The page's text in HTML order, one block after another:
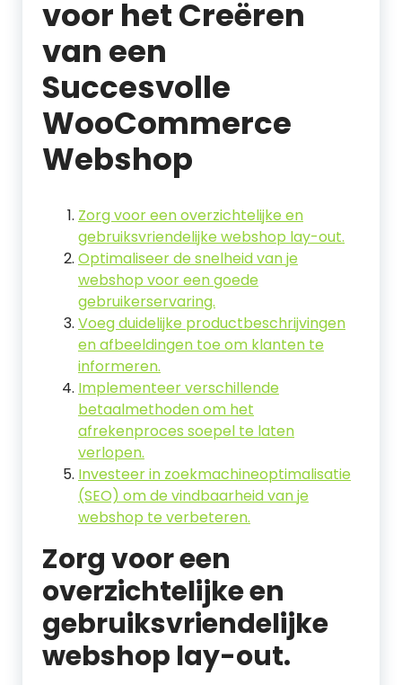
voor het Creëren
van een
Succesvolle
WooCommerce
Webshop
Zorg voor een overzichtelijke en
gebruiksvriendelijke webshop lay-out.
Optimaliseer de snelheid van je
webshop voor een goede
gebruikerservaring.
Voeg duidelijke productbeschrijvingen
en afbeeldingen toe om klanten te
informeren.
Implementeer verschillende
betaalmethoden om het
afrekenproces soepel te laten
verlopen.
Investeer in zoekmachineoptimalisatie
(SEO) om de vindbaarheid van je
webshop te verbeteren.
Zorg voor een
overzichtelijke en
gebruiksvriendelijke
webshop lay-out.